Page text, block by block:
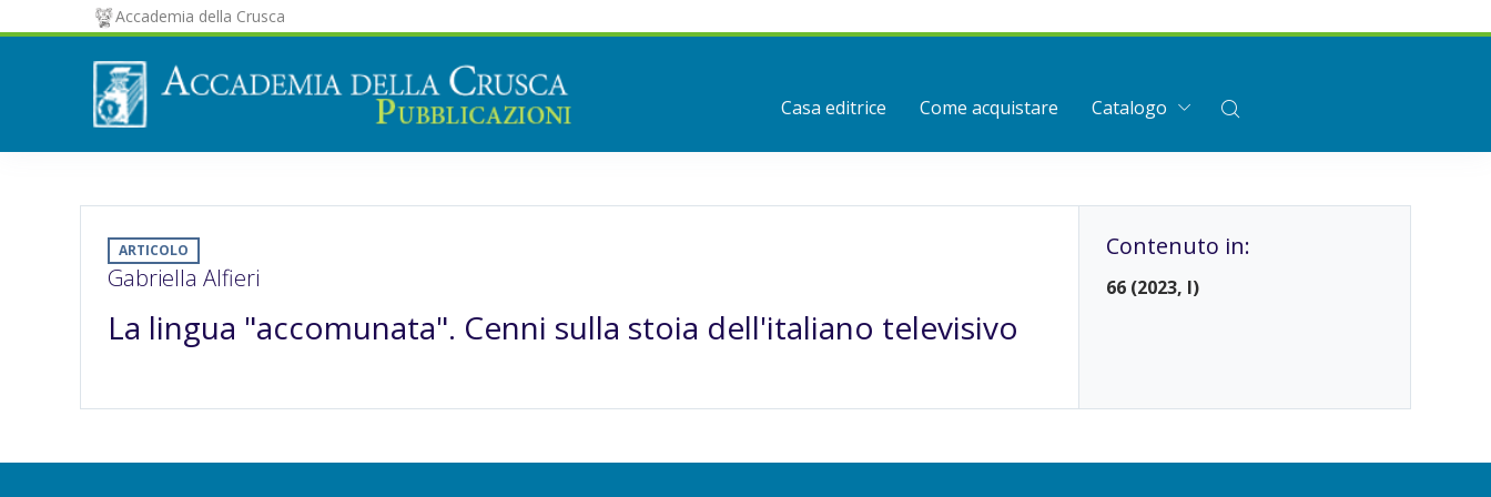
Accademia della Crusca
Casa editrice Come acquistare Catalogo
ARTICOLO
Gabriella Alfieri
La lingua "accomunata". Cenni sulla stoia dell'italiano televisivo
Contenuto in:
66 (2023, I)